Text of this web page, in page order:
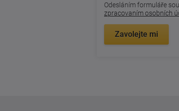
Odesláním formuláře
zpracovaním osobních
Zavolejte mi